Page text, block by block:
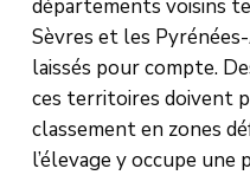
départements voisins
Sèvres et les
laissés pour compte.
ces territoires doivent
classement en zones
l’élevage y occupe